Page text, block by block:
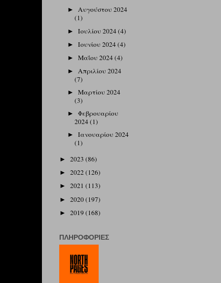
►Αυγούστου 2024
(1)
►Ιουλίου 2024(4)
►Ιουνίου 2024(4)
►Μαΐου 2024(4)
► Απριλίου 2024
(7)
►Μαρτίου 2024
(3)
►Φεβρουαρίου
2024(1)
►Ιανουαρίου 2024
(1)
► 2023 (86)
► 2022(126)
► 2021 (113)
► 2020(197)
► 2019(168)
ΠΛΗΡΟΦΟΡΊΕΣ